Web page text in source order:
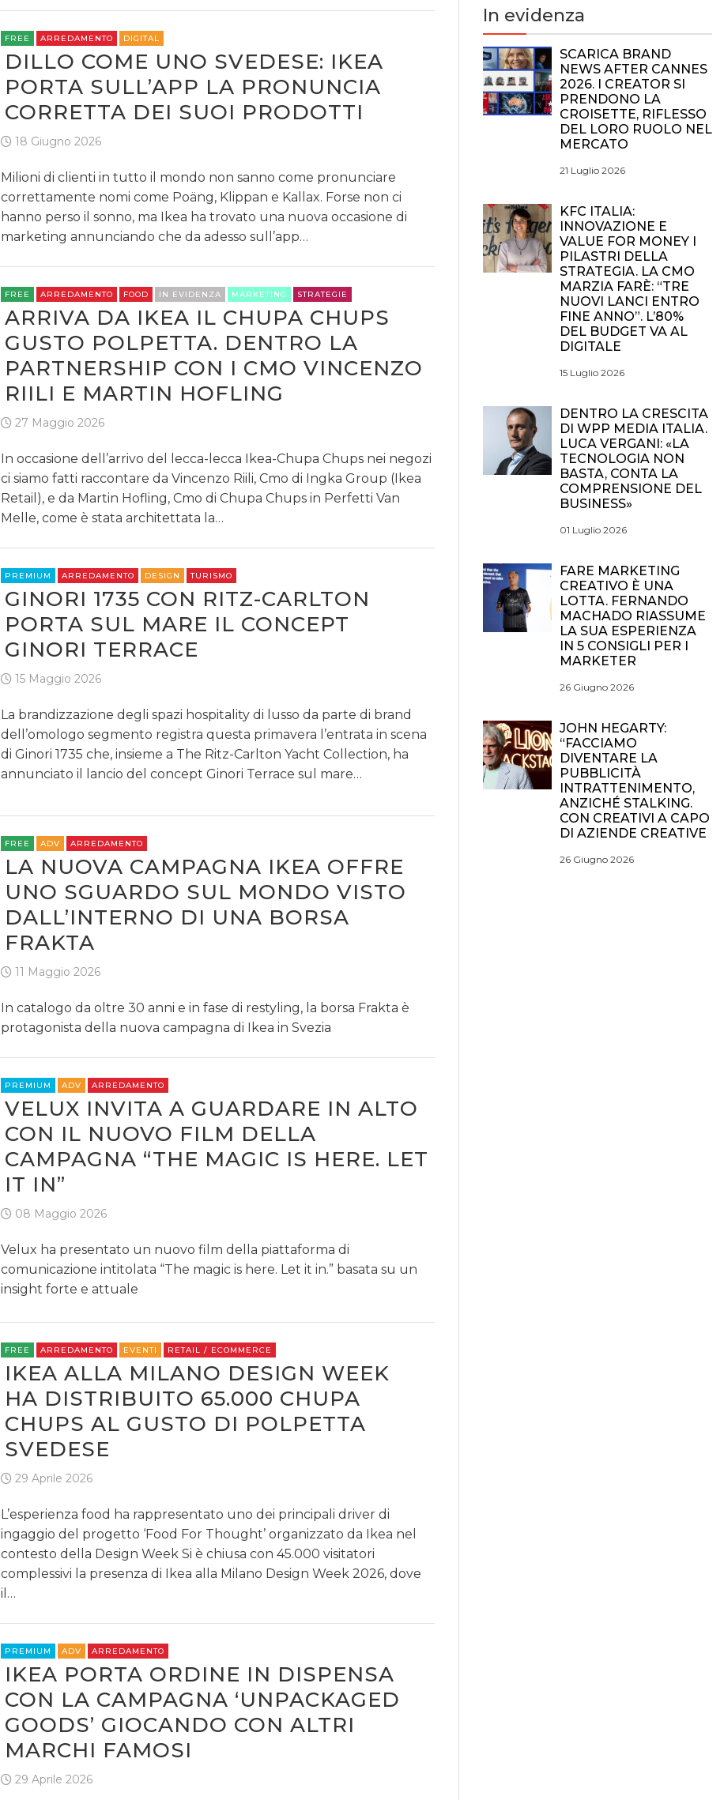
FREE ARREDAMENTO DIGITAL
DILLO COME UNO SVEDESE: IKEA
PORTA SULL’APP LA PRONUNCIA
CORRETTA DEI SUOI PRODOTTI
18 Giugno 2026
Milioni di clienti in tutto il mondo non sanno come pronunciare
correttamente nomi come Poäng, Klippan e Kallax. Forse non ci
hanno perso il sonno, ma Ikea ha trovato una nuova occasione di
marketing annunciando che da adesso sull’app…
FREE ARREDAMENTO FOOD IN EVIDENZA MARKETING STRATEGIE
ARRIVA DA IKEA IL CHUPA CHUPS
GUSTO POLPETTA. DENTRO LA
PARTNERSHIP CON I CMO VINCENZO
RIILI E MARTIN HOFLING
27 Maggio 2026
In occasione dell’arrivo del lecca-lecca Ikea-Chupa Chups nei negozi
ci siamo fatti raccontare da Vincenzo Riili, Cmo di Ingka Group (Ikea
Retail), e da Martin Hofling, Cmo di Chupa Chups in Perfetti Van
Melle, come è stata architettata la…
PREMIUM ARREDAMENTO DESIGN TURISMO
GINORI 1735 CON RITZ-CARLTON
PORTA SUL MARE IL CONCEPT
GINORI TERRACE
15 Maggio 2026
La brandizzazione degli spazi hospitality di lusso da parte di brand
dell’omologo segmento registra questa primavera l’entrata in scena
di Ginori 1735 che, insieme a The Ritz-Carlton Yacht Collection, ha
annunciato il lancio del concept Ginori Terrace sul mare…
FREE ADV ARREDAMENTO
LA NUOVA CAMPAGNA IKEA OFFRE
UNO SGUARDO SUL MONDO VISTO
DALL’INTERNO DI UNA BORSA
FRAKTA
11 Maggio 2026
In catalogo da oltre 30 anni e in fase di restyling, la borsa Frakta è
protagonista della nuova campagna di Ikea in Svezia
PREMIUM ADV ARREDAMENTO
VELUX INVITA A GUARDARE IN ALTO
CON IL NUOVO FILM DELLA
CAMPAGNA “THE MAGIC IS HERE. LET
IT IN”
08 Maggio 2026
Velux ha presentato un nuovo film della piattaforma di
comunicazione intitolata “The magic is here. Let it in.” basata su un
insight forte e attuale
FREE ARREDAMENTO EVENTI RETAIL / ECOMMERCE
IKEA ALLA MILANO DESIGN WEEK
HA DISTRIBUITO 65.000 CHUPA
CHUPS AL GUSTO DI POLPETTA
SVEDESE
29 Aprile 2026
L’esperienza food ha rappresentato uno dei principali driver di
ingaggio del progetto ‘Food For Thought’ organizzato da Ikea nel
contesto della Design Week Si è chiusa con 45.000 visitatori
complessivi la presenza di Ikea alla Milano Design Week 2026, dove
il…
PREMIUM ADV ARREDAMENTO
IKEA PORTA ORDINE IN DISPENSA
CON LA CAMPAGNA ‘UNPACKAGED
GOODS’ GIOCANDO CON ALTRI
MARCHI FAMOSI
29 Aprile 2026
In evidenza
SCARICA BRAND
NEWS AFTER CANNES
2026. I CREATOR SI
PRENDONO LA
CROISETTE, RIFLESSO
DEL LORO RUOLO NEL
MERCATO
21 Luglio 2026
KFC ITALIA:
INNOVAZIONE E
VALUE FOR MONEY I
PILASTRI DELLA
STRATEGIA. LA CMO
MARZIA FARÈ: “TRE
NUOVI LANCI ENTRO
FINE ANNO”. L’80%
DEL BUDGET VA AL
DIGITALE
15 Luglio 2026
DENTRO LA CRESCITA
DI WPP MEDIA ITALIA.
LUCA VERGANI: «LA
TECNOLOGIA NON
BASTA, CONTA LA
COMPRENSIONE DEL
BUSINESS»
01 Luglio 2026
FARE MARKETING
CREATIVO È UNA
LOTTA. FERNANDO
MACHADO RIASSUME
LA SUA ESPERIENZA
IN 5 CONSIGLI PER I
MARKETER
26 Giugno 2026
JOHN HEGARTY:
“FACCIAMO
DIVENTARE LA
PUBBLICITÀ
INTRATTENIMENTO,
ANZICHÉ STALKING.
CON CREATIVI A CAPO
DI AZIENDE CREATIVE
26 Giugno 2026